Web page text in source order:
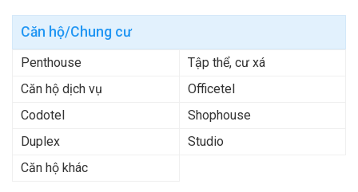
Căn hộ/Chung cư
Penthouse
Tập thể, cư xá
Căn hộ dịch vụ
Officetel
Codotel
Shophouse
Duplex
Studio
Căn hộ khác